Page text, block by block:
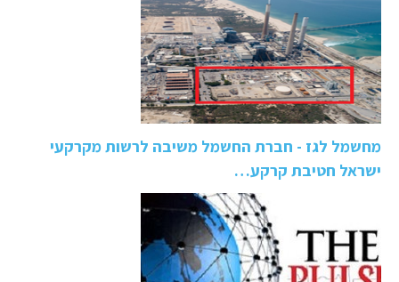
מחשמל לגז - חברת החשמל משיבה לרשות מקרקעי
ישראל חטיבת קרקע…